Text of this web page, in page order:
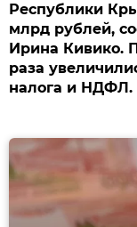
Республики
млрд рублей,
Ирина Кивико.
раза
налога и НДФЛ.